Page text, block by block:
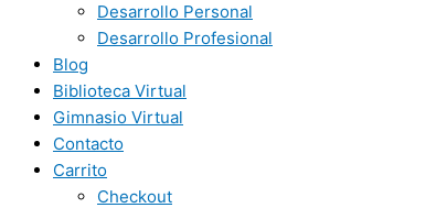
Desarrollo Personal
Desarrollo Profesional
Blog
Biblioteca Virtual
Gimnasio Virtual
Contacto
Carrito
Checkout